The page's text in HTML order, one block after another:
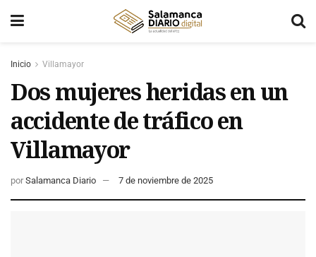
Inicio Villamayor
Dos mujeres heridas en un
accidente de tráfico en
Villamayor
por Salamanca Diario 7 de noviembre de 2025